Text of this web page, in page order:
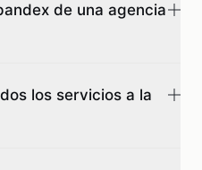
de una agencia
web, marketing,
techo, conectados
los servicios a la